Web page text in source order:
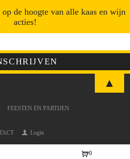
FEESTEN EN PARTIJEN
Login
0
de hoogte van alle kaas en wijn
acties!
▲